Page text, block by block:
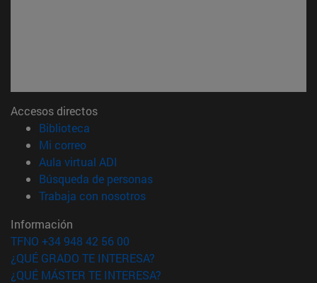
Accesos directos
Biblioteca
Mi correo(abre en nueva ventana)
Aula virtual ADI
Búsqueda de personas(abre en nueva ventana)
Trabaja con nosotros(abre en nueva ventana)
Información
TFNO +34 948 42 56 00
¿QUÉ GRADO TE INTERESA?
¿QUÉ MÁSTER TE INTERESA?